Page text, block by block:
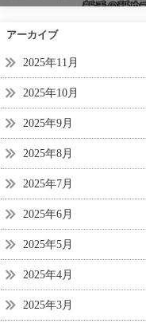
アーカイブ
2025年11月
2025年10月
2025年9月
2025年8月
2025年7月
2025年6月
2025年5月
2025年4月
2025年3月